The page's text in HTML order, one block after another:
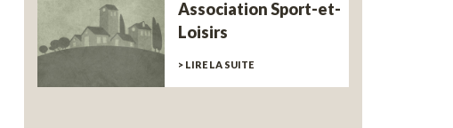
Association Sport-et-
Loisirs
> LIRE LA SUITE